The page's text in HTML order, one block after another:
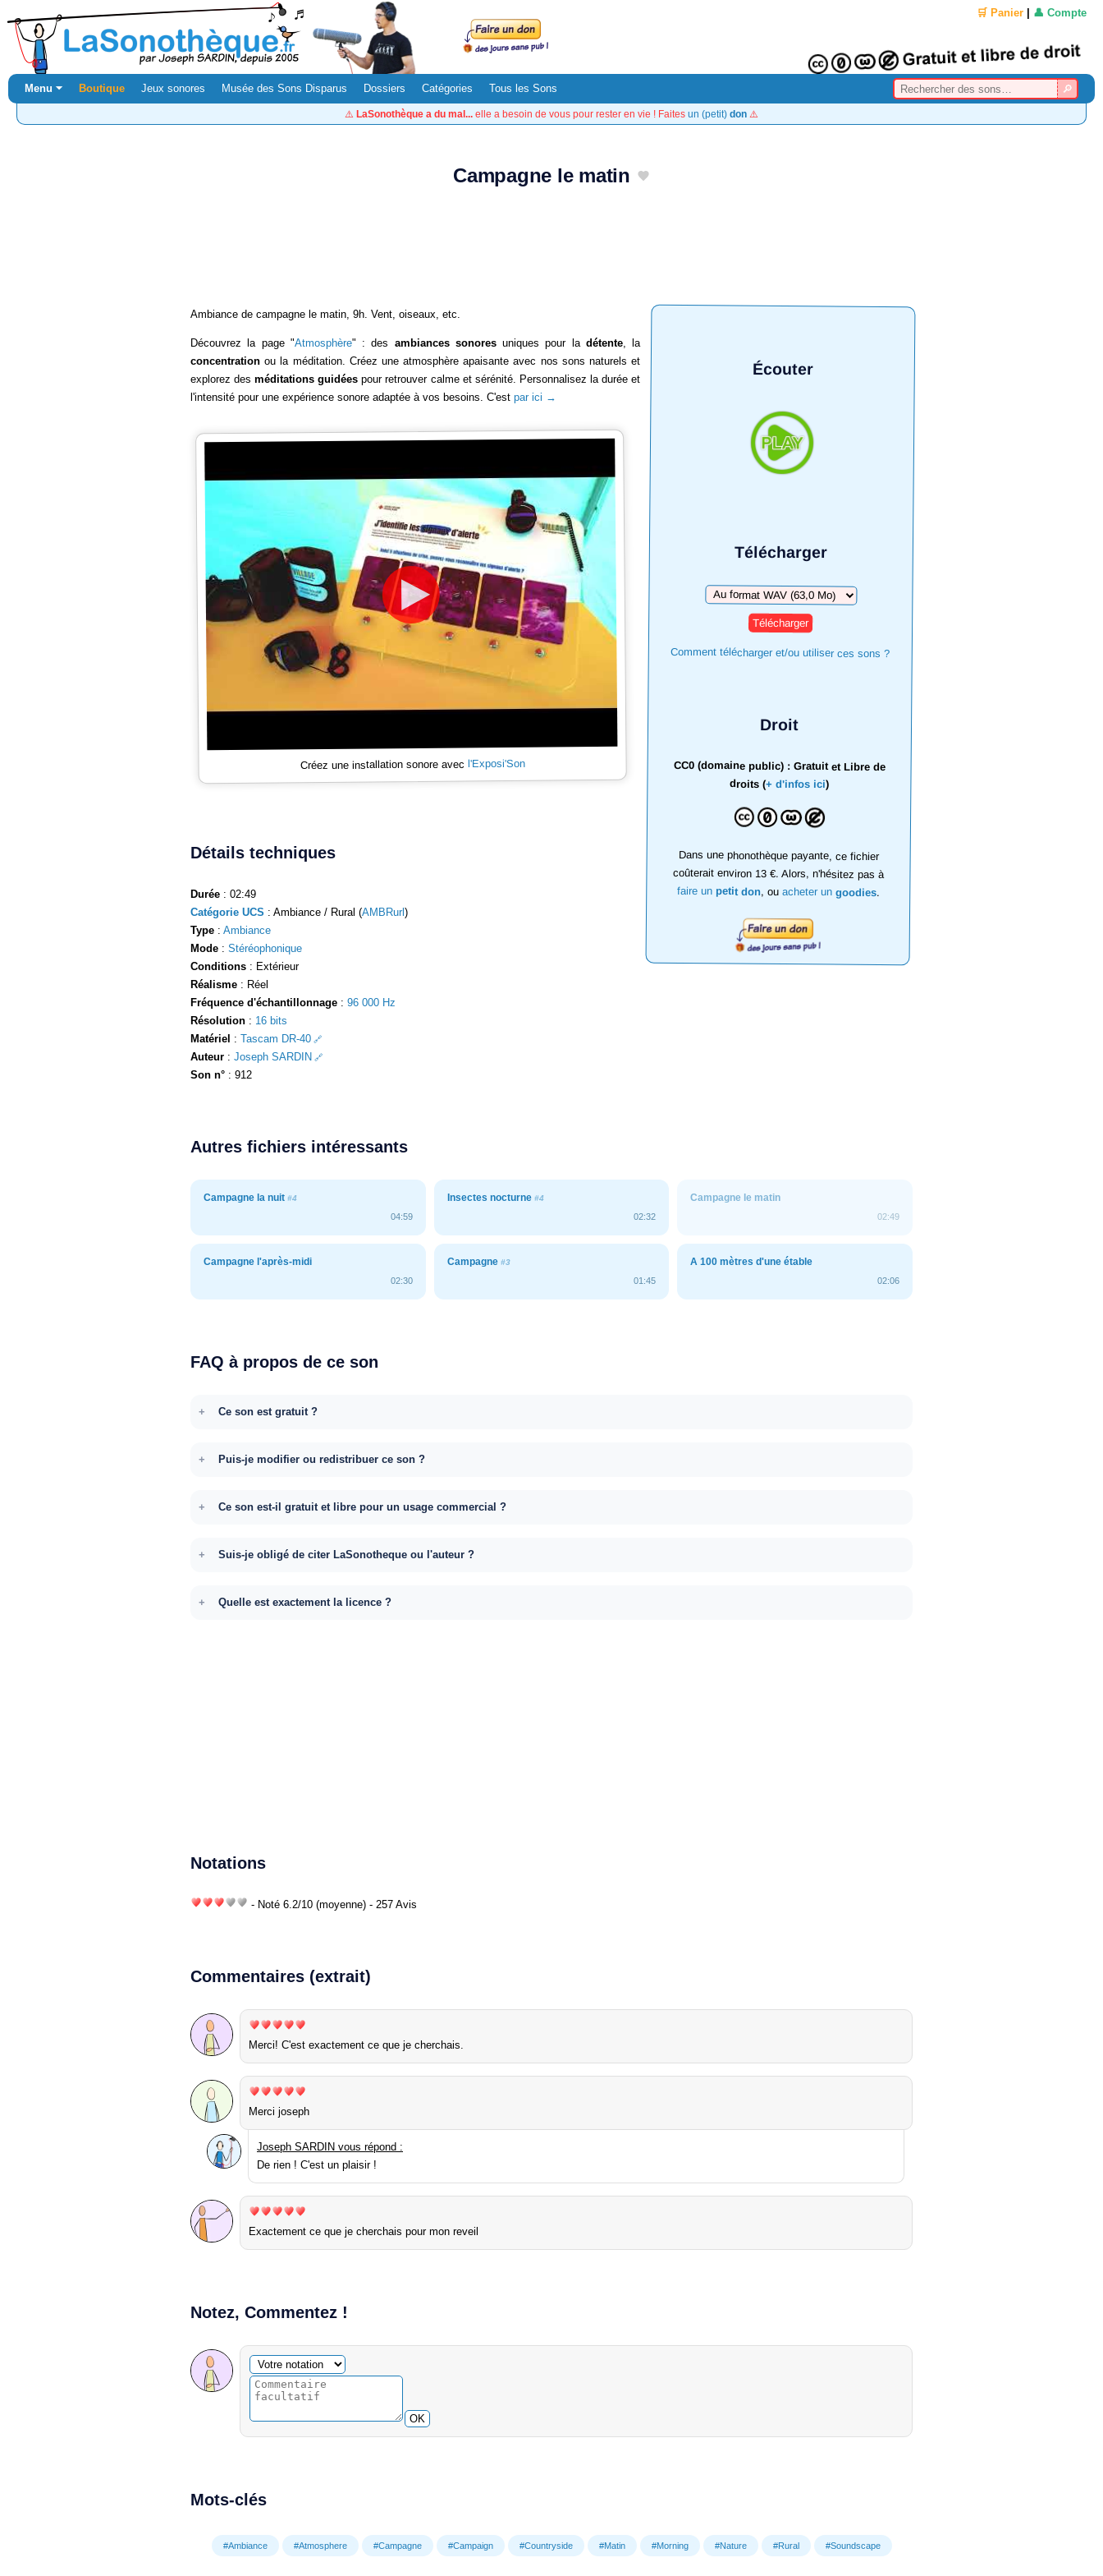
🛒 Panier 👤 Compte
Menu ⏷ Boutique Jeux sonores Musée des Sons Disparus Dossiers Catégories Tous les Sons
⚠️ LaSonothèque a du mal... elle a besoin de vous pour rester en vie ! Faites un (petit) don ⚠️
Campagne le matin
Écouter
Télécharger
Télécharger
Comment télécharger et/ou utiliser ces sons ?
Droit
CC0 (domaine public) : Gratuit et Libre de
droits (+ d'infos ici)
Dans une phonothèque payante, ce fichier
coûterait environ 13 €. Alors, n'hésitez pas à
faire un petit don, ou acheter un goodies.
Ambiance de campagne le matin, 9h. Vent, oiseaux, etc.
Découvrez la page "Atmosphère" : des ambiances sonoresuniques pour la détente, la
concentration ou la méditation. Créez une atmosphère apaisante avec nos sons naturels et
explorez desméditations guidées pour retrouver calme et sérénité. Personnalisez la durée et
l'intensité pour une expérience sonore adaptée à vos besoins. C'est par ici →
Créez une installation sonore avec l'Exposi'Son
Détails techniques
Durée : 02:49
Catégorie UCS : Ambiance / Rural (AMBRurl)
Type : Ambiance
Mode : Stéréophonique
Conditions : Extérieur
Réalisme : Réel
Fréquence d'échantillonnage : 96 000 Hz
Résolution : 16 bits
Matériel : Tascam DR-40
Auteur : Joseph SARDIN
Son n° : 912
Autres fichiers intéressants
Campagne la nuit #4
04:59
Insectes nocturne #4
02:32
Campagne le matin
02:49
Campagne l'après-midi
02:30
Campagne #3
01:45
A 100 mètres d'une étable
02:06
FAQ à propos de ce son
Ce son est gratuit ?
Puis-je modifier ou redistribuer ce son ?
Ce son est-il gratuit et libre pour un usage commercial ?
Suis-je obligé de citer LaSonotheque ou l'auteur ?
Quelle est exactement la licence ?
Notations
- Noté 6.2/10 (moyenne) - 257 Avis
Commentaires (extrait)
Merci! C'est exactement ce que je cherchais.
Merci joseph
Joseph SARDIN vous répond :
De rien ! C'est un plaisir !
Exactement ce que je cherchais pour mon reveil
Notez, Commentez !
Commentaire facultatif
Votre notation
OK
Mots-clés
#Ambiance #Atmosphere #Campagne #Campaign #Countryside #Matin #Morning #Nature #Rural #Soundscape